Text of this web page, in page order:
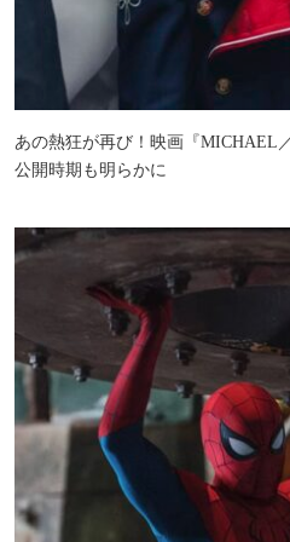
あの熱狂が再び！映画『MICHAEL
公開時期も明らかに